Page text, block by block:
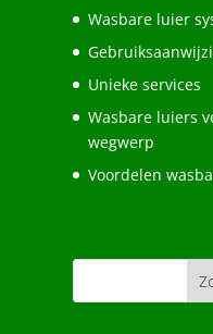
Wasbare luier
Unieke services
Wasbare luiers
wegwerp
Voordelen